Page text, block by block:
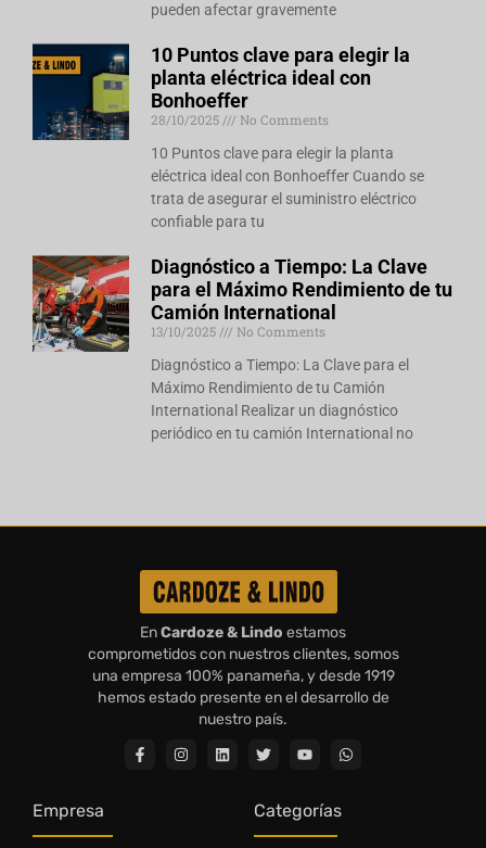
pueden afectar gravemente
10 Puntos clave para elegir la
planta eléctrica ideal con
Bonhoeffer
28/10/2025
No Comments
10 Puntos clave para elegir la planta
eléctrica ideal con Bonhoeffer Cuando se
trata de asegurar el suministro eléctrico
confiable para tu
Diagnóstico a Tiempo: La Clave
para el Máximo Rendimiento de tu
Camión International
13/10/2025
No Comments
Diagnóstico a Tiempo: La Clave para el
Máximo Rendimiento de tu Camión
International Realizar un diagnóstico
periódico en tu camión International no
EnCardoze & Lindo estamos
comprometidos con nuestros clientes, somos
una empresa 100% panameña, y desde 1919
hemos estado presente en el desarrollo de
nuestro país.
Empresa Categorías